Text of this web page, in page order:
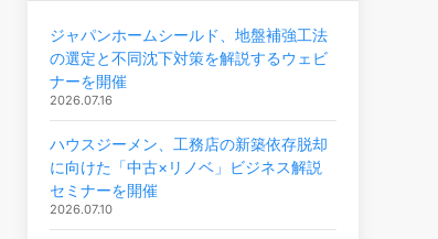
ジャパンホームシールド、地盤補強工法
の選定と不同沈下対策を解説するウェビ
ナーを開催
2026.07.16
ハウスジーメン、工務店の新築依存脱却
に向けた「中古×リノベ」ビジネス解説
セミナーを開催
2026.07.10